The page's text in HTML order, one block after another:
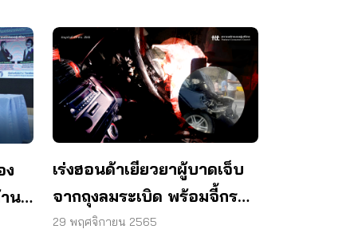
ง
น
เร่งฮอนด้าเยียวยาผู้บาดเจ็บ
จากถุงลมระเบิด พร้อมจี้กรม
ขนส่งฯ ส่งสารเตือนภัยถึงมือ
29 พฤศจิกายน 2565